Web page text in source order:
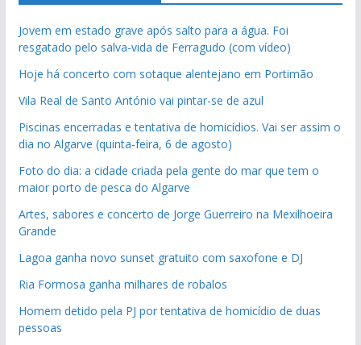
Jovem em estado grave após salto para a água. Foi
resgatado pelo salva-vida de Ferragudo (com vídeo)
Hoje há concerto com sotaque alentejano em Portimão
Vila Real de Santo António vai pintar-se de azul
Piscinas encerradas e tentativa de homicídios. Vai ser assim o
dia no Algarve (quinta-feira, 6 de agosto)
Foto do dia: a cidade criada pela gente do mar que tem o
maior porto de pesca do Algarve
Artes, sabores e concerto de Jorge Guerreiro na Mexilhoeira
Grande
Lagoa ganha novo sunset gratuito com saxofone e DJ
Ria Formosa ganha milhares de robalos
Homem detido pela PJ por tentativa de homicídio de duas
pessoas